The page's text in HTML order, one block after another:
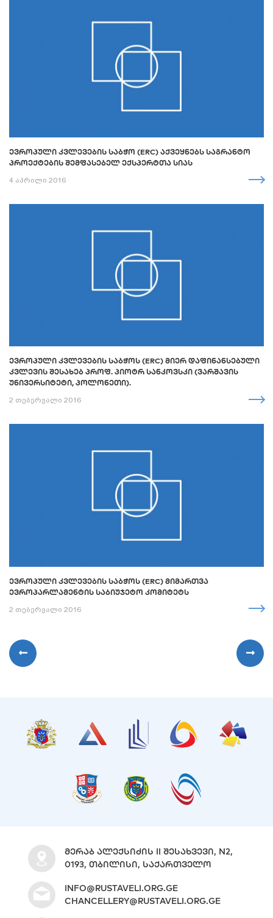
ᲔᲕᲠᲝᲞᲣᲚᲘ ᲙᲕᲚᲔᲕᲔᲑᲘᲡ ᲡᲐᲑᲭᲝ (ERC) ᲐᲥᲕᲔᲧᲜᲔᲑᲡ ᲡᲐᲒᲠᲐᲜᲢᲝ
ᲞᲠᲝᲔᲥᲢᲔᲑᲘᲡ ᲨᲔᲛᲤᲐᲡᲔᲑᲔᲚ ᲔᲥᲡᲞᲔᲠᲢᲗᲐ ᲡᲘᲐᲡ
4 აპრილი 2016
ᲔᲕᲠᲝᲞᲣᲚᲘ ᲙᲕᲚᲔᲕᲔᲑᲘᲡ ᲡᲐᲑᲭᲝᲡ (ERC) ᲛᲘᲔᲠ ᲓᲐᲤᲘᲜᲐᲜᲡᲔᲑᲣᲚᲘ
ᲙᲕᲚᲔᲕᲘᲡ ᲨᲔᲡᲐᲮᲔᲑ ᲞᲠᲝᲤ. ᲞᲘᲝᲢᲠ ᲡᲐᲜᲙᲝᲕᲡᲙᲘ (ᲕᲐᲠᲨᲐᲕᲘᲡ
ᲣᲜᲘᲕᲔᲠᲡᲘᲢᲔᲢᲘ, ᲞᲝᲚᲝᲜᲔᲗᲘ).
2 თებერვალი 2016
ᲔᲕᲠᲝᲞᲣᲚᲘ ᲙᲕᲚᲔᲕᲔᲑᲘᲡ ᲡᲐᲑᲭᲝᲡ (ERC) ᲛᲘᲛᲐᲠᲗᲕᲐ
ᲔᲕᲠᲝᲞᲐᲠᲚᲐᲛᲔᲜᲢᲘᲡ ᲡᲐᲑᲘᲣᲯᲔᲢᲝ ᲙᲝᲛᲘᲢᲔᲢᲡ
2 თებერვალი 2016
ᲛᲔᲠᲐᲑ ᲐᲚᲔᲥᲡᲘᲫᲘᲡ II ᲨᲔᲡᲐᲮᲕᲔᲕᲘ, N2,
0193, ᲗᲑᲘᲚᲘᲡᲘ, ᲡᲐᲥᲐᲠᲗᲕᲔᲚᲝ
INFO@RUSTAVELI.ORG.GE
CHANCELLERY@RUSTAVELI.ORG.GE